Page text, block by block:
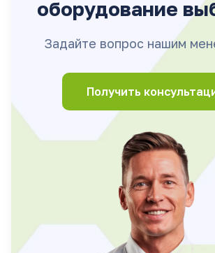
оборудование
Задайте вопрос нашим
Получить